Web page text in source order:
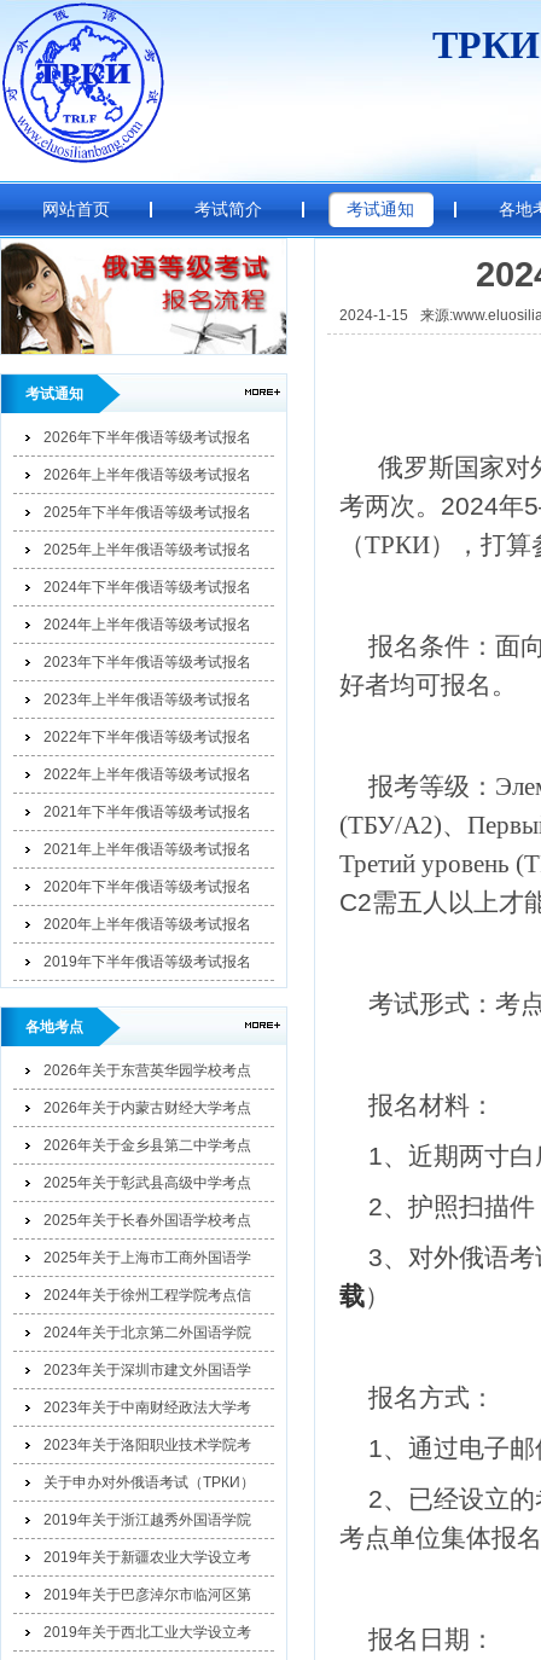
网站首页 考试简介 考试通知 各地
考试通知
2026年下半年俄语等级考试报名
2026年上半年俄语等级考试报名
2025年下半年俄语等级考试报名
2025年上半年俄语等级考试报名
2024年下半年俄语等级考试报名
2024年上半年俄语等级考试报名
2023年下半年俄语等级考试报名
2023年上半年俄语等级考试报名
2022年下半年俄语等级考试报名
2022年上半年俄语等级考试报名
2021年下半年俄语等级考试报名
2021年上半年俄语等级考试报名
2020年下半年俄语等级考试报名
2020年上半年俄语等级考试报名
2019年下半年俄语等级考试报名
各地考点
2026年关于东营英华园学校考点
2026年关于内蒙古财经大学考点
2026年关于金乡县第二中学考点
2025年关于彰武县高级中学考点
2025年关于长春外国语学校考点
2025年关于上海市工商外国语学
2024年关于徐州工程学院考点信
2024年关于北京第二外国语学院
2023年关于深圳市建文外国语学
2023年关于中南财经政法大学考
2023年关于洛阳职业技术学院考
关于申办对外俄语考试（ТРКИ）
2019年关于浙江越秀外国语学院
2019年关于新疆农业大学设立考
2019年关于巴彦淖尔市临河区第
2019年关于西北工业大学设立考
2024-1-15 来源
俄罗斯国家对
考两次。 2024年5
（ТРКИ）
，打
报名条件：面
好者均可报名。
报考等级：
(ТБУ/A2)、
Третий уровень
С2需五人以上才
考试形式：考
报名材料：
1、近期两寸
2、护照扫描
3、对外俄语
载）
报名方式：
1、通过电子邮
2、已经设立
考点单位集体报名
报名日期：